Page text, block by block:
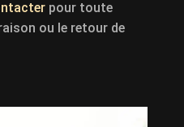
pour toute
ou le retour de